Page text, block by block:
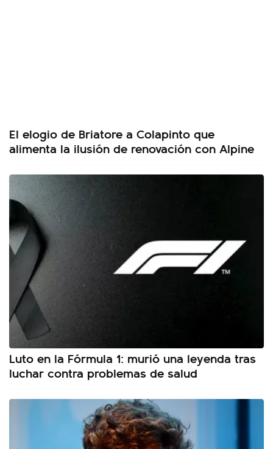
El elogio de Briatore a Colapinto que
alimenta la ilusión de renovación con Alpine
Luto en la Fórmula 1: murió una leyenda tras
luchar contra problemas de salud